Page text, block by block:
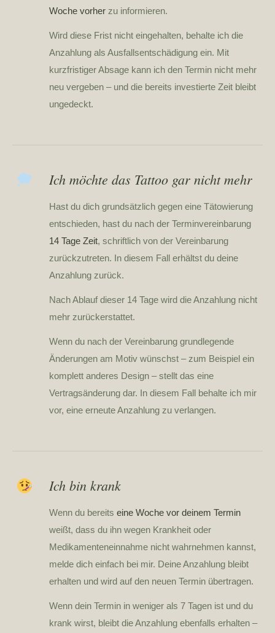
Woche vorher zu informieren.
Wird diese Frist nicht eingehalten, behalte ich die
Anzahlung als Ausfallsentschädigung ein. Mit
kurzfristiger Absage kann ich den Termin nicht mehr
neu vergeben – und die bereits investierte Zeit bleibt
ungedeckt.
Ich möchte das Tattoo gar nicht mehr
Hast du dich grundsätzlich gegen eine Tätowierung
entschieden, hast du nach der Terminvereinbarung
14 Tage Zeit, schriftlich von der Vereinbarung
zurückzutreten. In diesem Fall erhältst du deine
Anzahlung zurück.
Nach Ablauf dieser 14 Tage wird die Anzahlung nicht
mehr zurückerstattet.
Wenn du nach der Vereinbarung grundlegende
Änderungen am Motiv wünschst – zum Beispiel ein
komplett anderes Design – stellt das eine
Vertragsänderung dar. In diesem Fall behalte ich mir
vor, eine erneute Anzahlung zu verlangen.
Ich bin krank
Wenn du bereits eine Woche vor deinem Termin
weißt, dass du ihn wegen Krankheit oder
Medikamenteneinnahme nicht wahrnehmen kannst,
melde dich einfach bei mir. Deine Anzahlung bleibt
erhalten und wird auf den neuen Termin übertragen.
Wenn dein Termin in weniger als 7 Tagen ist und du
krank wirst, bleibt die Anzahlung ebenfalls erhalten –